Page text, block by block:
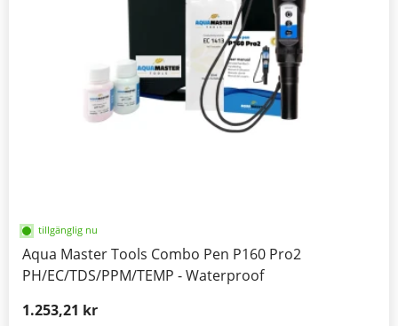
tillgänglig nu
Aqua Master Tools Combo Pen P160 Pro2
PH/EC/TDS/PPM/TEMP - Waterproof
1.253,21 kr